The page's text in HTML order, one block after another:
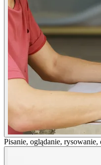
Pisanie, oglądanie, rysowanie,